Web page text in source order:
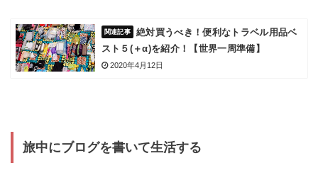
絶対買うべき！便利なトラベル用品ベ
スト５(＋α)を紹介！【世界一周準備】
2020年4月12日
旅中にブログを書いて生活する